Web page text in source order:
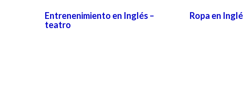
Entrenenimiento en Inglés –
teatro
Ropa en